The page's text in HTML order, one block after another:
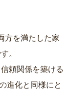
方を満たした家
。
頼関係を築ける